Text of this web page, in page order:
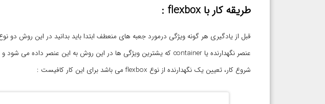
طریقه کار با flexbox :
قبل از یادگیری هر گونه ویژگی درمورد جعبه های منعطف ابتدا باید بدانید در این روش
عنصر نگهدارنده یا container که یشترین ویژگی ها در این روش به این عنصر داده می شود و عناصر فرزند که flex-item نامیده می شوند.
شروع کار، تعیین یک نگهدارنده از نوع flexbox می باشد برای این کار کافیست :